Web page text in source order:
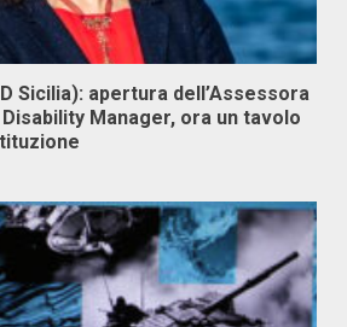
Sicilia): apertura dell’Assessora
Manager, ora un tavolo